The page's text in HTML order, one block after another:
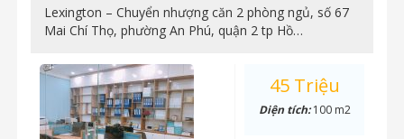
Lexington – Chuyển nhượng căn 2 phòng ngủ, số 67
Mai Chí Thọ, phường An Phú, quận 2 tp Hồ…
45 Triệu
Diện tích:100 m2